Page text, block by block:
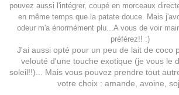
pouvez aussi l'intégrer, coupé en morceaux
en même temps que la patate douce. Mais
odeur m'a énormément plu...A vous de voir
préférez!! :)
J'ai aussi opté pour un peu de lait de coco
velouté d'une touche exotique (je vous le
soleil!!)... Mais vous pouvez prendre tout
votre choix : amande, avoine,